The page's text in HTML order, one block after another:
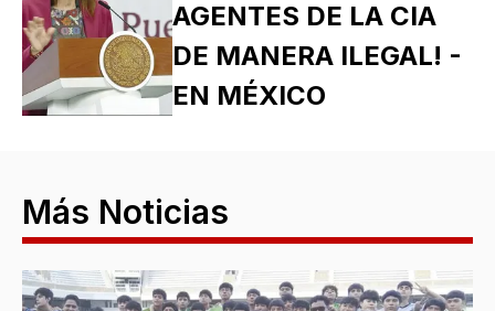
AGENTES DE LA CIA
DE MANERA ILEGAL! -
EN MÉXICO
Más Noticias